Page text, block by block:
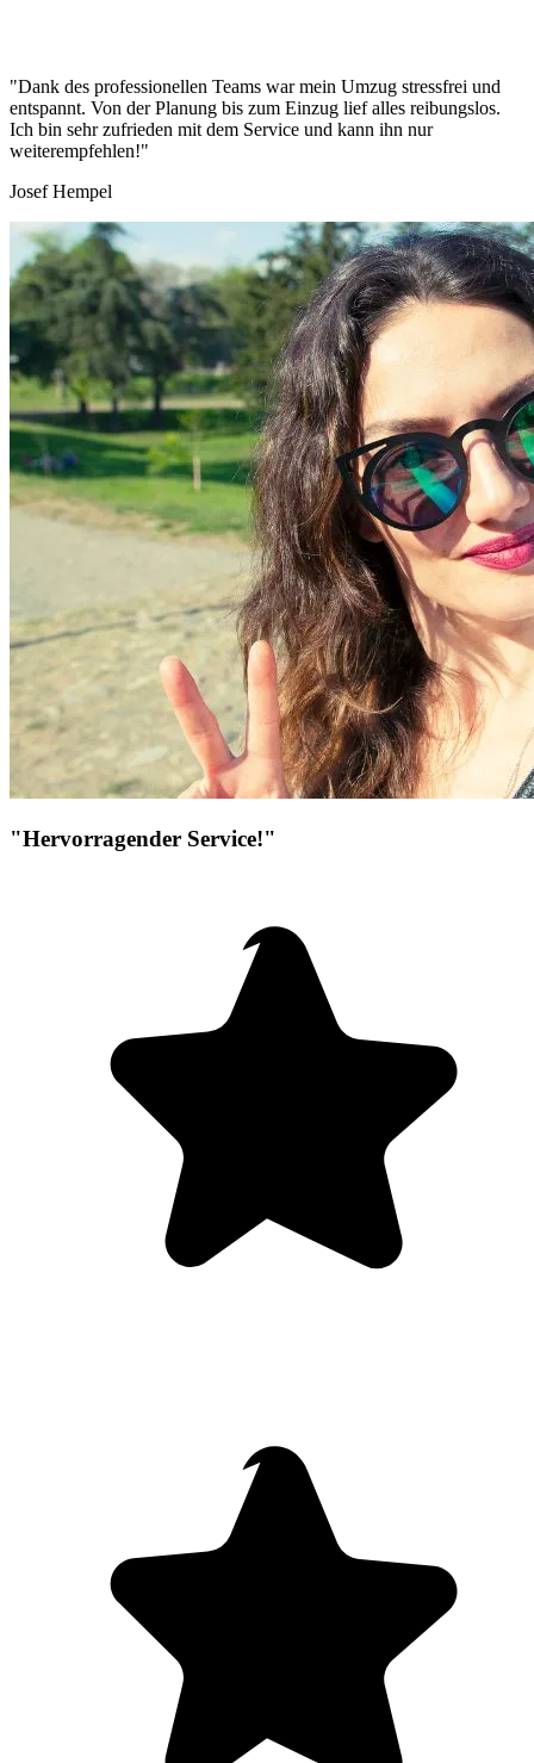
"Dank des professionellen Teams war mein Umzug stressfrei und
entspannt. Von der Planung bis zum Einzug lief alles reibungslos.
Ich bin sehr zufrieden mit dem Service und kann ihn nur
weiterempfehlen!"
Josef Hempel
"Hervorragender Service!"